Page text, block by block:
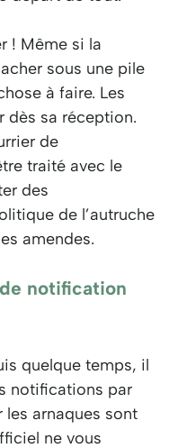
! Même si la
sous une pile
à faire. Les
dès sa réception.
de
traité avec le
des
de l’autruche
amendes.
notification
quelque temps, il
notifications par
les arnaques sont
ne vous